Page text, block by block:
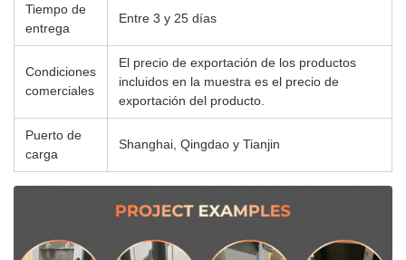
Tiempo de
entrega
Entre 3 y 25 días
Condiciones
comerciales
El precio de exportación de los productos
incluidos en la muestra es el precio de
exportación del producto.
Puerto de
carga
Shanghai, Qingdao y Tianjin